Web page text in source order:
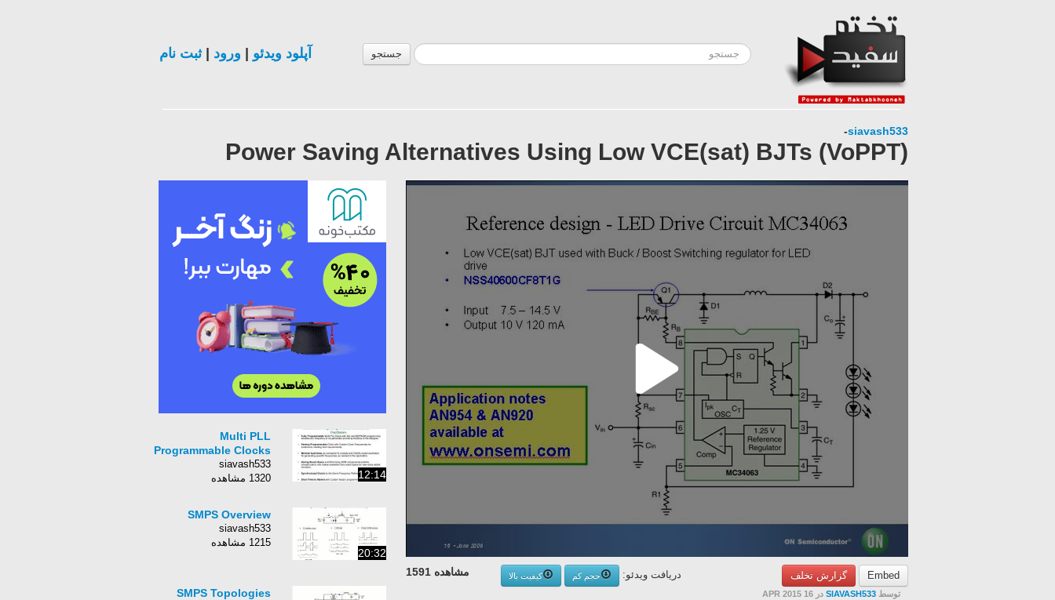
جستجو آپلود ویدئو ورود |ثبت نام
siavash533
-
Power Saving Alternatives Using Low VCE(sat) BJTs (VoPPT)
Embed گزارش تخلف مشاهده 1591 دریافت ویدئو: حجم کم
کیفیت بالا
توسط SIAVASH533 در 16 APR 2015
12:14
Multi PLL
Programmable Clocks
siavash533
1320 مشاهده
20:32
SMPS Overview
siavash533
1215 مشاهده
SMPS Topologies